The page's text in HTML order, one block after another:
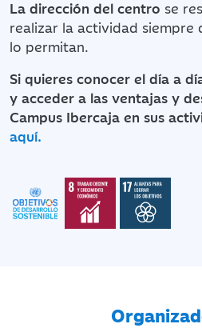
La dirección del centro se
realizar la actividad siempre
lo permitan.
Si quieres conocer el día a
y acceder a las ventajas y
Campus Ibercaja en sus
aquí.